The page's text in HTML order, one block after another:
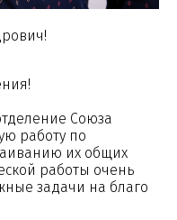
Союза
работу по
их общих
работы очень
задачи на благо